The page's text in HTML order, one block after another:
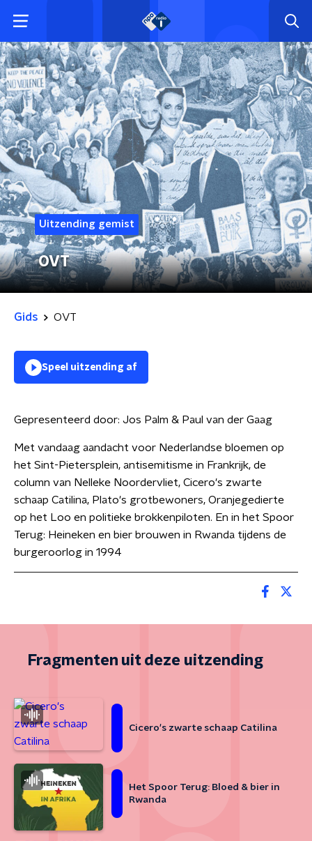
Uitzending gemist
OVT
Gids OVT
Speel uitzending af
Gepresenteerd door: Jos Palm & Paul van der Gaag
Met vandaag aandacht voor Nederlandse bloemen op
het Sint-Pietersplein, antisemitisme in Frankrijk, de
column van Nelleke Noordervliet, Cicero's zwarte
schaap Catilina, Plato's grotbewoners, Oranjegedierte
op het Loo en politieke brokkenpiloten. En in het Spoor
Terug: Heineken en bier brouwen in Rwanda tijdens de
burgeroorlog in 1994
Fragmenten uit deze uitzending
Cicero's zwarte schaap Catilina
Het Spoor Terug: Bloed & bier in
Rwanda